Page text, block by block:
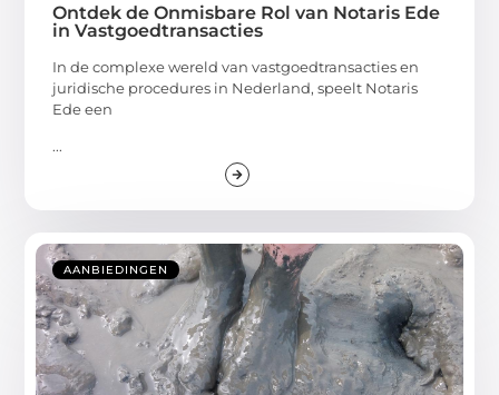
Ontdek de Onmisbare Rol van Notaris Ede
in Vastgoedtransacties
In de complexe wereld van vastgoedtransacties en
juridische procedures in Nederland, speelt Notaris
Ede een
...
AANBIEDINGEN